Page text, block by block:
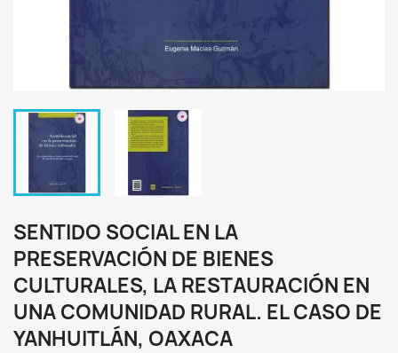
SENTIDO SOCIAL EN LA
PRESERVACIÓN DE BIENES
CULTURALES, LA RESTAURACIÓN EN
UNA COMUNIDAD RURAL. EL CASO DE
YANHUITLÁN, OAXACA